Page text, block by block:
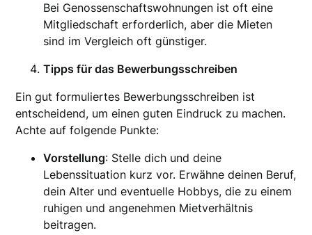
Bei Genossenschaftswohnungen ist oft eine
Mitgliedschaft erforderlich, aber die Mieten
sind im Vergleich oft günstiger.
Tipps für das Bewerbungsschreiben
Ein gut formuliertes Bewerbungsschreiben ist
entscheidend, um einen guten Eindruck zu machen.
Achte auf folgende Punkte:
Vorstellung: Stelle dich und deine
Lebenssituation kurz vor. Erwähne deinen Beruf,
dein Alter und eventuelle Hobbys, die zu einem
ruhigen und angenehmen Mietverhältnis
beitragen.